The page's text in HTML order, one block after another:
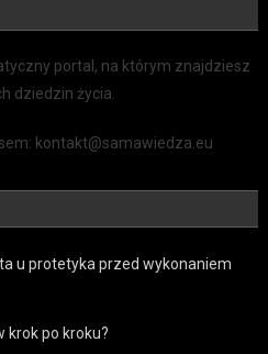
portal, na którym znajdziesz
dziedzin życia.
kontakt@samawiedza.eu
u protetyka przed wykonaniem
krok po kroku?